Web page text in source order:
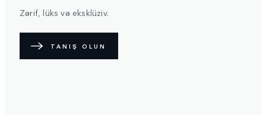
Zərif, lüks və eksklüziv.
TANIŞ OLUN